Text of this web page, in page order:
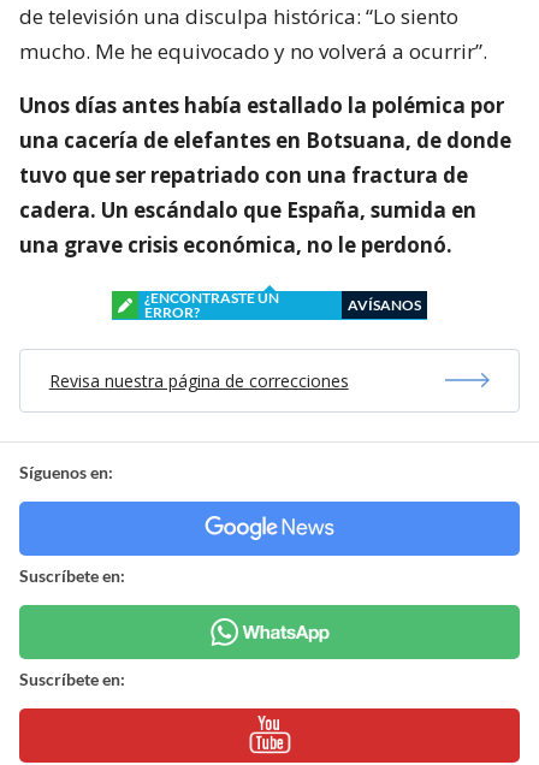
de televisión una disculpa histórica: “Lo siento
mucho. Me he equivocado y no volverá a ocurrir”.
Unos días antes había estallado la polémica por
una cacería de elefantes en Botsuana, de donde
tuvo que ser repatriado con una fractura de
cadera. Un escándalo que España, sumida en
una grave crisis económica, no le perdonó.
¿ENCONTRASTE UN
ERROR?
AVÍSANOS
Revisa nuestra página de correcciones
Síguenos en:
Suscríbete en:
Suscríbete en: